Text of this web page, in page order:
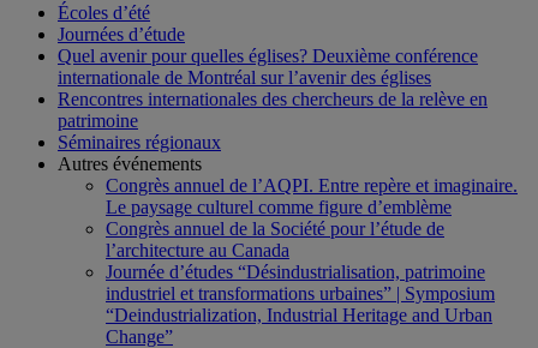
Écoles d’été
Journées d’étude
Quel avenir pour quelles églises? Deuxième conférence
internationale de Montréal sur l’avenir des églises
Rencontres internationales des chercheurs de la relève en
patrimoine
Séminaires régionaux
Autres événements
Congrès annuel de l’AQPI. Entre repère et imaginaire.
Le paysage culturel comme figure d’emblème
Congrès annuel de la Société pour l’étude de
l’architecture au Canada
Journée d’études “Désindustrialisation, patrimoine
industriel et transformations urbaines” | Symposium
“Deindustrialization, Industrial Heritage and Urban
Change”